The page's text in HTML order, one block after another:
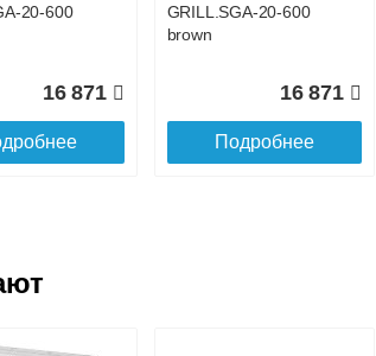
20-600
16 871
GRILL.SGA-20-600
brown
16 871
Подробнее